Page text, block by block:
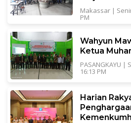
Makassar|
PM
Wahyun
Ketua
PASANGKAYU |
16:13 PM
Harian